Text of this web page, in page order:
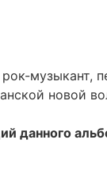
музыкант,
новой
данного